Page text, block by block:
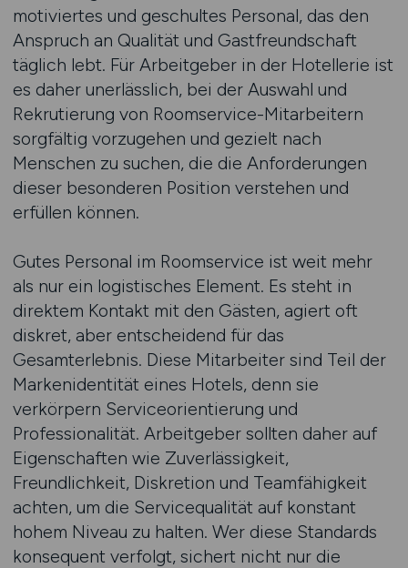
motiviertes und geschultes Personal, das den
Anspruch an Qualität und Gastfreundschaft
täglich lebt. Für Arbeitgeber in der Hotellerie ist
es daher unerlässlich, bei der Auswahl und
Rekrutierung von Roomservice-Mitarbeitern
sorgfältig vorzugehen und gezielt nach
Menschen zu suchen, die die Anforderungen
dieser besonderen Position verstehen und
erfüllen können.
Gutes Personal im Roomservice ist weit mehr
als nur ein logistisches Element. Es steht in
direktem Kontakt mit den Gästen, agiert oft
diskret, aber entscheidend für das
Gesamterlebnis. Diese Mitarbeiter sind Teil der
Markenidentität eines Hotels, denn sie
verkörpern Serviceorientierung und
Professionalität. Arbeitgeber sollten daher auf
Eigenschaften wie Zuverlässigkeit,
Freundlichkeit, Diskretion und Teamfähigkeit
achten, um die Servicequalität auf konstant
hohem Niveau zu halten. Wer diese Standards
konsequent verfolgt, sichert nicht nur die